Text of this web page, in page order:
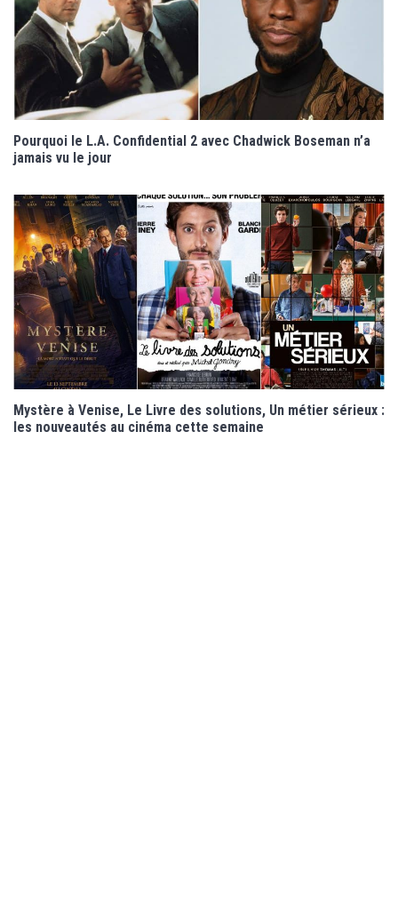
Pourquoi le L.A. Confidential 2 avec Chadwick Boseman n’a
jamais vu le jour
Mystère à Venise, Le Livre des solutions, Un métier sérieux :
les nouveautés au cinéma cette semaine